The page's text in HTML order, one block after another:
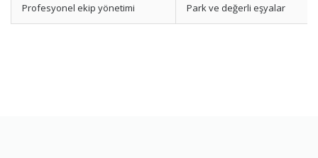
Profesyonel ekip yönetimi Park ve değerli eşyalar